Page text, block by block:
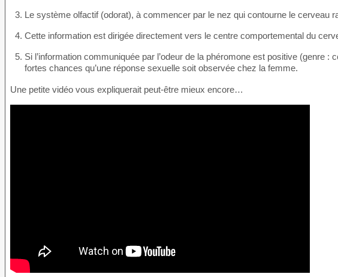
Le système olfactif (odorat), à commencer par le nez qui contourne le cerveau
Cette information est dirigée directement vers le centre comportemental du
Si l’information communiquée par l’odeur de la phéromone est positive (genre
fortes chances qu’une réponse sexuelle soit observée chez la femme.
Une petite vidéo vous expliquerait peut-être mieux encore…